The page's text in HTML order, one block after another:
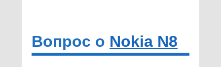
Вопрос о Nokia N8